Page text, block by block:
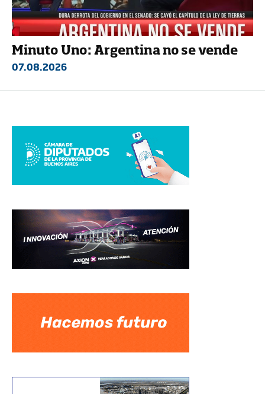
Minuto Uno: Argentina no se vende
07.08.2026